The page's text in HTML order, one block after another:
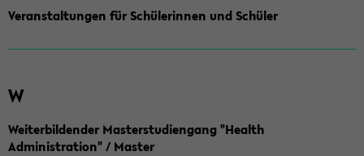
Veranstaltungen für Schülerinnen und Schüler
W
Weiterbildender Masterstudiengang "Health
Administration" / Master